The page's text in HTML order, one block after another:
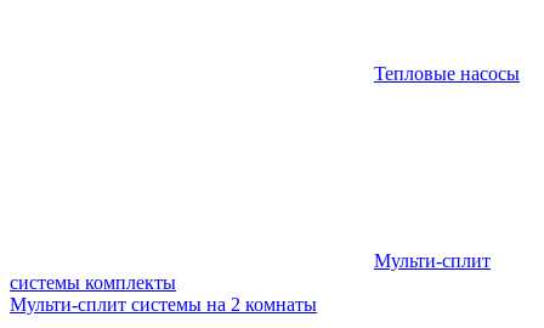
Тепловые насосы
Мульти-сплит
системы комплекты
Мульти-сплит системы на 2 комнаты